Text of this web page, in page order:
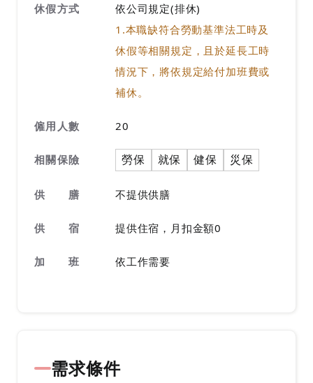
休假方式
依公司規定(排休)
1.本職缺符合勞動基準法工時及
休假等相關規定，且於延長工時
情況下，將依規定給付加班費或
補休。
僱用人數 20
相關保險 勞保 就保 健保 災保
供 膳 不提供供膳
供 宿 提供住宿，月扣金額0
加 班 依工作需要
需求條件